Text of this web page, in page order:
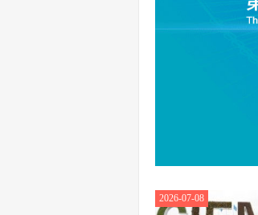
2026-07-08